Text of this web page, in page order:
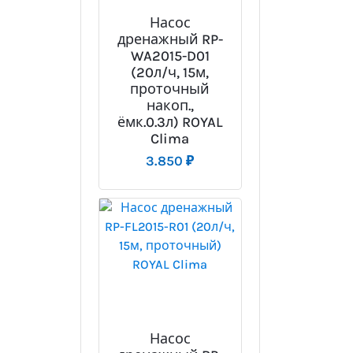
Насос
дренажный RP-
WA2015-D01
(20л/ч, 15м,
проточный
накоп.,
ёмк.0.3л) ROYAL
Clima
3.850₽
Насос